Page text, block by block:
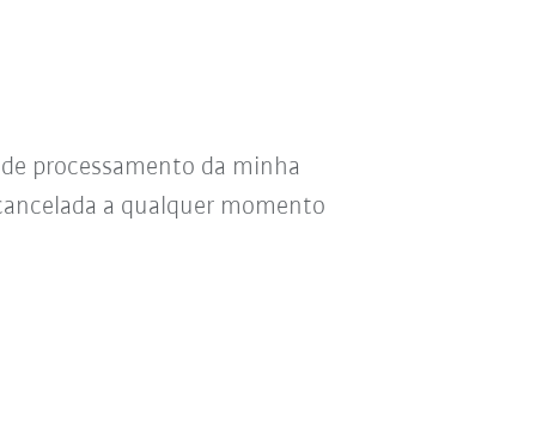
processamento da minha
a qualquer momento